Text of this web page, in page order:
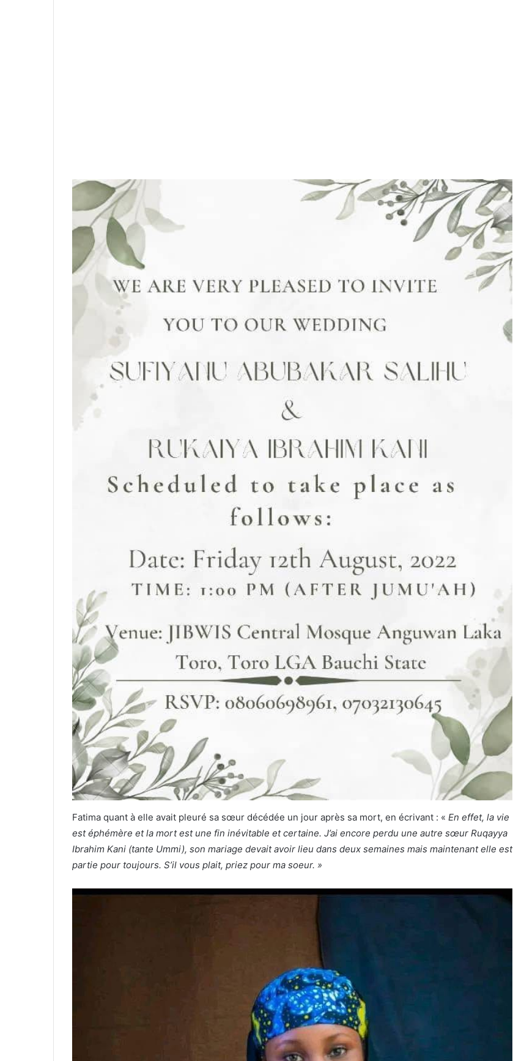
Fatima quant à elle avait pleuré sa sœur décédée un jour après sa mort, en écrivant : « En effet, la vie
est éphémère et la mort est une fin inévitable et certaine. J’ai encore perdu une autre sœur Ruqayya
Ibrahim Kani (tante Ummi), son mariage devait avoir lieu dans deux semaines mais maintenant elle est
partie pour toujours. S’il vous plait, priez pour ma soeur. »